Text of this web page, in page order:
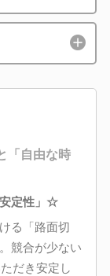
「自由な時
定性」☆
る「路面切
競合が少ない
だき安定し